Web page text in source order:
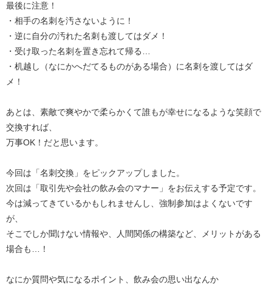
最後に注意！
・相手の名刺を汚さないように！
・逆に自分の汚れた名刺も渡してはダメ！
・受け取った名刺を置き忘れて帰る…
・机越し（なにかへだてるものがある場合）に名刺を渡してはダ
メ！
あとは、素敵で爽やかで柔らかくて誰もが幸せになるような笑顔で
交換すれば、
万事OK！だと思います。
今回は「名刺交換」をピックアップしました。
次回は「取引先や会社の飲み会のマナー」をお伝えする予定です。
今は減ってきているかもしれませんし、強制参加はよくないです
が、
そこでしか聞けない情報や、人間関係の構築など、メリットがある
場合も…！
なにか質問や気になるポイント、飲み会の思い出なんか